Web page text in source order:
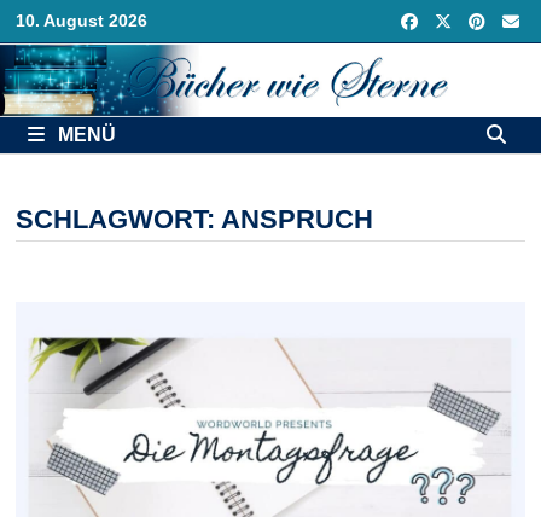
Zurück
zum
Inhalt
10. August 2026
MENÜ
SCHLAGWORT: ANSPRUCH